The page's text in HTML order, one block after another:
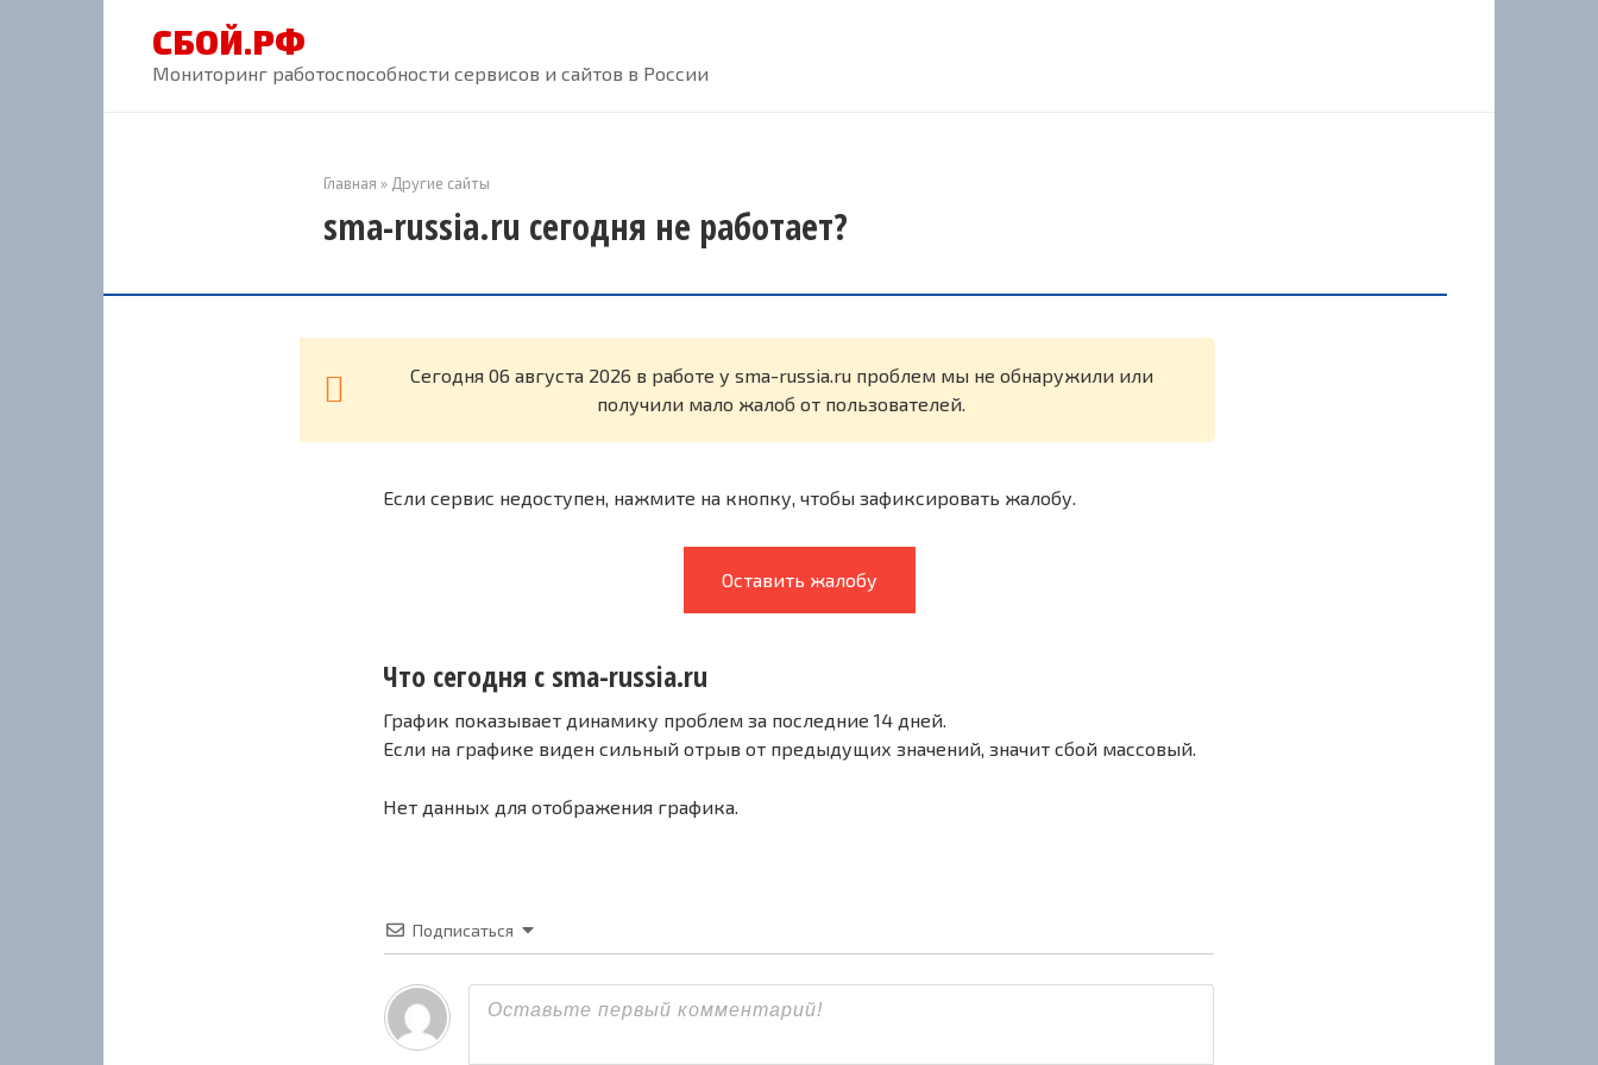
СБОЙ.РФ
Мониторинг работоспособности сервисов и сайтов в России
Главная » Другие сайты
sma-russia.ru сегодня не работает?
Cегодня 06 августа 2026 в работе у sma-russia.ru проблем мы не обнаружили или
получили мало жалоб от пользователей.
Если сервис недоступен, нажмите на кнопку, чтобы зафиксировать жалобу.
Оставить жалобу
Что сегодня с sma-russia.ru
График показывает динамику проблем за последние 14 дней.
Если на графике виден сильный отрыв от предыдущих значений, значит сбой массовый.
Нет данных для отображения графика.
Подписаться